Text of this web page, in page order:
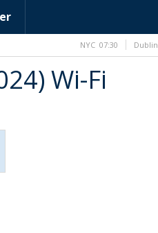
Wi-Fi
NYC 07:30 Dublin